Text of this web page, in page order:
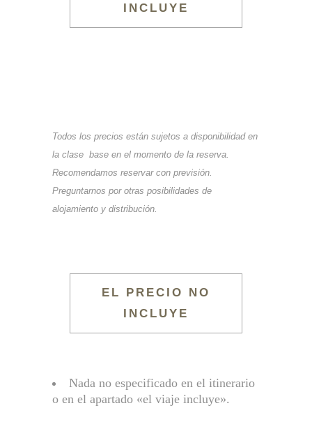
INCLUYE
Todos los precios están sujetos a disponibilidad en
la clase base en el momento de la reserva.
Recomendamos reservar con previsión.
Preguntarnos por otras posibilidades de
alojamiento y distribución.
EL PRECIO NO
INCLUYE
Nada no especificado en el itinerario
o en el apartado «el viaje incluye».